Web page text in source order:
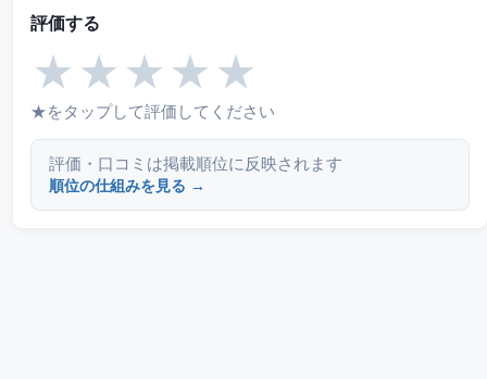
評価する
★ ★ ★ ★ ★
★をタップして評価してください
評価・口コミは掲載順位に反映されます
順位の仕組みを見る →